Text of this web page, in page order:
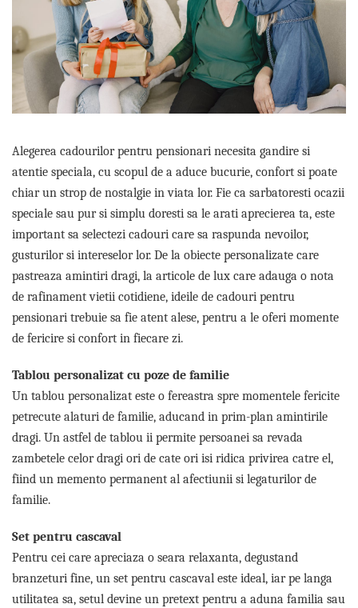
Cadouri barbati
Seturi cadou barbati
Seturi cadou barbati portofel si curea
Ceasuri pentru EL
Cadouri craciun barbati
Cadouri copii
Caciuli copii
Cadouri copii bebelusi 0+
Lenjerii de pat Disney
Cadouri copii 1 an
Cadouri craciun copii
Colectia Disney
Sticlă pentru apa Personalizată
Sepci personalizate
Seturi cadou pentru copii KID's Collection
Cadouri Cuplu
Pijamale de CRACIUN
Pijamale de dama
Pijamale de barbati
Halate si capoate
WINTER Collection
Halate si pijamale Family
Incaltaminte
Seturi elegante femei
Etichete scolare
Sepci personalizate
Bannere personalizate scoli si gradinite
Caserole personalizate sandwich
Saculeti personalizati
Sticla de apa personalizata
Agende si caiete personalizate
Alegerea cadourilor pentru pensionari necesita gandire si
atentie speciala, cu scopul de a aduce bucurie, confort si poate
chiar un strop de nostalgie in viata lor. Fie ca sarbatoresti ocazii
speciale sau pur si simplu doresti sa le arati aprecierea ta, este
important sa selectezi cadouri care sa raspunda nevoilor,
gusturilor si intereselor lor. De la obiecte personalizate care
pastreaza amintiri dragi, la articole de lux care adauga o nota
de rafinament vietii cotidiene, ideile de cadouri pentru
pensionari trebuie sa fie atent alese, pentru a le oferi momente
de fericire si confort in fiecare zi.
Tablou personalizat cu poze de familie
Un tablou personalizat este o fereastra spre momentele fericite
petrecute alaturi de familie, aducand in prim-plan amintirile
dragi. Un astfel de tablou ii permite persoanei sa revada
zambetele celor dragi ori de cate ori isi ridica privirea catre el,
fiind un memento permanent al afectiunii si legaturilor de
familie.
Set pentru cascaval
Pentru cei care apreciaza o seara relaxanta, degustand
branzeturi fine, un set pentru cascaval este ideal, iar pe langa
utilitatea sa, setul devine un pretext pentru a aduna familia sau